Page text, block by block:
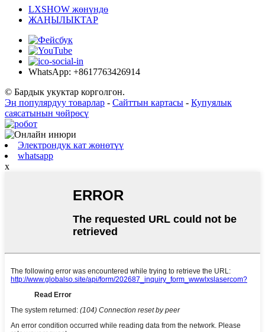
LXSHOW жөнүндө
ЖАҢЫЛЫКТАР
WhatsApp: +8617763426914
© Бардык укуктар корголгон.
Эң популярдуу товарлар - Сайттын картасы - Купуялык
саясатынын чөйрөсү
Электрондук кат жөнөтүү
whatsapp
x